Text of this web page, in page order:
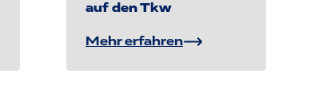
auf den Tkw
Mehr erfahren